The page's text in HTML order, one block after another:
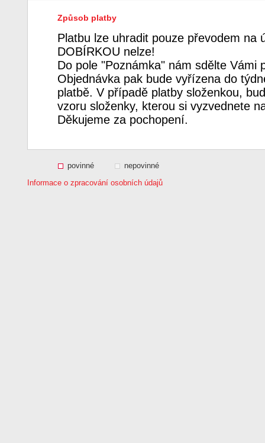
Způsob platby
Platbu lze uhradit pouze převodem na
DOBÍRKOU nelze!
Do pole "Poznámka" nám sdělte Vámi
Objednávka pak bude vyřízena do
platbě. V případě platby složenkou,
vzoru složenky, kterou si vyzvednete
Děkujeme za pochopení.
povinné
nepovinné
Informace o zpracování osobních údajů